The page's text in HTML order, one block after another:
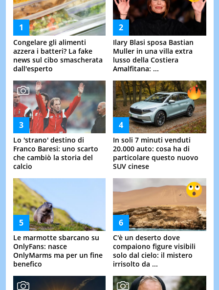
Congelare gli alimenti
azzera i batteri? La fake
news sul cibo smascherata
dall'esperto
Ilary Blasi sposa Bastian
Muller in una villa extra
lusso della Costiera
Amalfitana: ...
Lo 'strano' destino di
Franco Baresi: uno scarto
che cambiò la storia del
calcio
In soli 7 minuti venduti
20.000 auto: cosa ha di
particolare questo nuovo
SUV cinese
Le marmotte sbarcano su
OnlyFans: nasce
OnlyMarms ma per un fine
benefico
C'è un deserto dove
compaiono figure visibili
solo dal cielo: il mistero
irrisolto da ...